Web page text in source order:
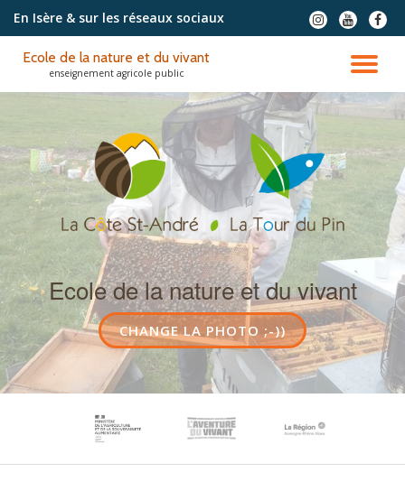
En Isère & sur les réseaux sociaux
fa-
instagram
fa-
youtube
fa-
LA
Ecole de la nature et du vivant
enseignement agricole public
Ecole de la nature et du vivant
LIBELLÉ
DU
BOUTON
D'EN-
TÊTECHANGE
LA
PHOTO
CHANGE LA PHOTO ;-))